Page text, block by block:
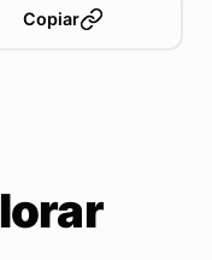
Copiar